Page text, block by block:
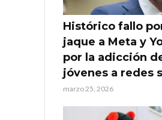
Histórico fallo
jaque a Meta y
por la adicción
jóvenes a redes
marzo 25, 2026